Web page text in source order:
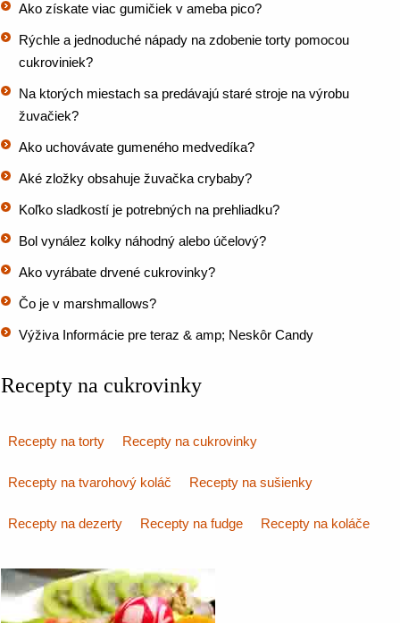
Ako získate viac gumičiek v ameba pico?
Rýchle a jednoduché nápady na zdobenie torty pomocou
cukroviniek?
Na ktorých miestach sa predávajú staré stroje na výrobu
žuvačiek?
Ako uchovávate gumeného medvedíka?
Aké zložky obsahuje žuvačka crybaby?
Koľko sladkostí je potrebných na prehliadku?
Bol vynález kolky náhodný alebo účelový?
Ako vyrábate drvené cukrovinky?
Čo je v marshmallows?
Výživa Informácie pre teraz & amp; Neskôr Candy
Recepty na cukrovinky
Recepty na torty Recepty na cukrovinky
Recepty na tvarohový koláč Recepty na sušienky
Recepty na dezerty Recepty na fudge Recepty na koláče